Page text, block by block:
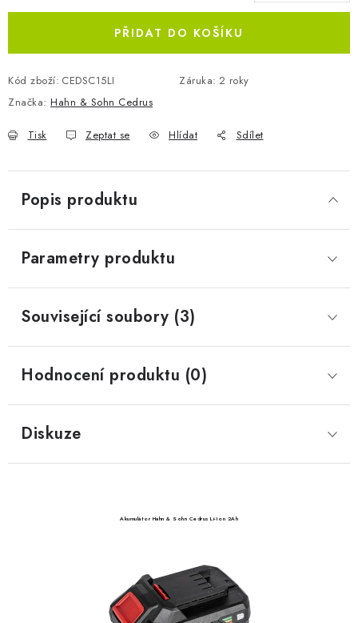
PŘIDAT DO KOŠÍKU
Kód zboží: CEDSC15LI Záruka: 2 roky
Značka: Hahn & Sohn Cedrus
Tisk Zeptat se Hlídat Sdílet
Popis produktu
Parametry produktu
Související soubory (3)
Hodnocení produktu (0)
Diskuze